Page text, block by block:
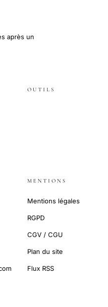
après un
OUTILS
MENTIONS
Mentions légales
RGPD
CGV / CGU
Plan du site
Flux RSS